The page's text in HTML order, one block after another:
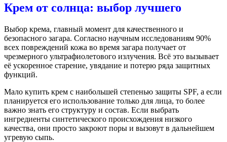
Крем от солнца: выбор лучшего
Выбор крема, главный момент для качественного и
безопасного загара. Согласно научным исследованиям 90%
всех повреждений кожа во время загара получает от
чрезмерного ультрафиолетового излучения. Всё это вызывает
её ускоренное старение, увядание и потерю ряда защитных
функций.
Мало купить крем с наибольшей степенью защиты SPF, а если
планируется его использование только для лица, то более
важно знать его структуру и состав. Если выбрать
ингредиенты синтетического происхождения низкого
качества, они просто закроют поры и вызовут в дальнейшем
угревую сыпь.